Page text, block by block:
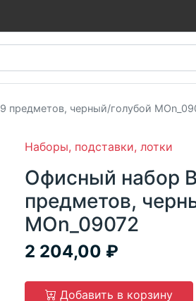
предметов, черный/голубой
Наборы, подставки, лотки
Офисный набор
предметов,
MOn_09072
2 204,00
Добавить в корзину